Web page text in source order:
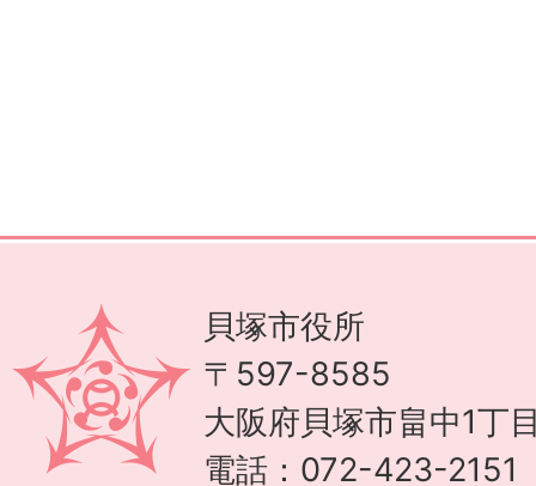
貝塚市役所
〒597-8585
大阪府貝塚市畠中1丁
電話：072-423-2151